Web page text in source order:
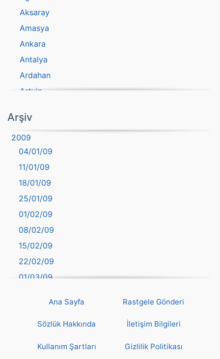
Aksaray
Amasya
Ankara
Antalya
Ardahan
Artvin
Aydın
Balıkesir
Bartın
başkentler
Batman
Bayburt
Bilecik
Bingöl
Bitlis
Bolu
Burdur
Çankırı
Çorum
Arşiv
2009
04/01/09
11/01/09
18/01/09
25/01/09
01/02/09
08/02/09
15/02/09
22/02/09
01/03/09
22/03/09
Ana Sayfa Rastgele Gönderi
Sözlük Hakkında İletişim Bilgileri
Kullanım Şartları Gizlilik Politikası